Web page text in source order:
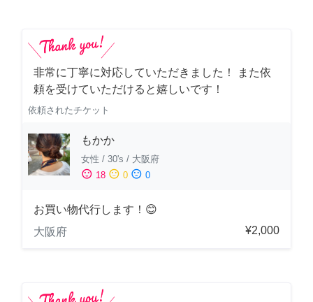
非常に丁寧に対応していただきました！ また依
頼を受けていただけると嬉しいです！
依頼されたチケット
もかか
女性 / 30's / 大阪府
sentiment_satisfied 18 sentiment_neutral 0 sentiment_dissatisfied 0
お買い物代行します！😊
大阪府
¥2,000